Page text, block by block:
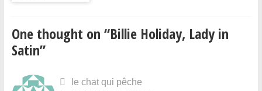
One thought on “Billie Holiday, Lady in
Satin”
le chat qui pêche